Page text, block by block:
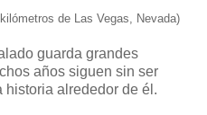
de Las Vegas, Nevada)
guarda grandes
años siguen sin ser
alrededor de él.